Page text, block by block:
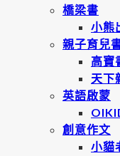
橋梁書
小熊
親子育兒
高寶
天下
英語啟蒙
創意作文
小貓